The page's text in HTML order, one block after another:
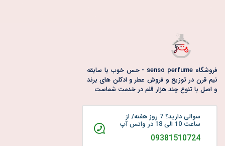
فروشگاه senso perfume - حس خوب با سابقه
نیم قرن در توزیع و فروش عطر و ادکلن های برند
و اصل با تنوع چند هزار قلم در خدمت شماست
سوالی دارید؟ 7 روز هفته/ از
ساعت 10 الی 18 در واتس آپ
09381510724